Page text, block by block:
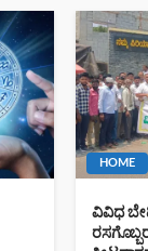
HOME
ವಿವಿಧ